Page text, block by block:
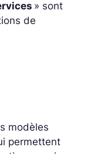
» sont
de
modèles
permettent